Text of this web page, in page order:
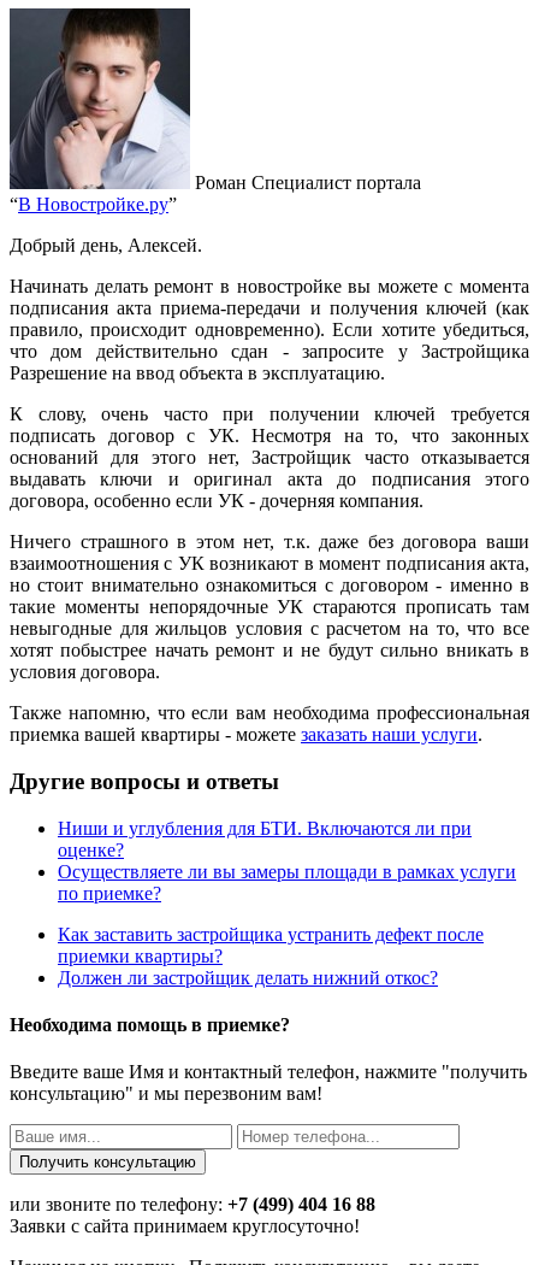
Роман Специалист портала
“В Новостройке.ру”
Добрый день, Алексей.
Начинать делать ремонт в новостройке вы можете с момента
подписания акта приема-передачи и получения ключей (как
правило, происходит одновременно). Если хотите убедиться,
что дом действительно сдан - запросите у Застройщика
Разрешение на ввод объекта в эксплуатацию.
К слову, очень часто при получении ключей требуется
подписать договор с УК. Несмотря на то, что законных
оснований для этого нет, Застройщик часто отказывается
выдавать ключи и оригинал акта до подписания этого
договора, особенно если УК - дочерняя компания.
Ничего страшного в этом нет, т.к. даже без договора ваши
взаимоотношения с УК возникают в момент подписания акта,
но стоит внимательно ознакомиться с договором - именно в
такие моменты непорядочные УК стараются прописать там
невыгодные для жильцов условия с расчетом на то, что все
хотят побыстрее начать ремонт и не будут сильно вникать в
условия договора.
Также напомню, что если вам необходима профессиональная
приемка вашей квартиры - можете заказать наши услуги.
Другие вопросы и ответы
Ниши и углубления для БТИ. Включаются ли при
оценке?
Осуществляете ли вы замеры площади в рамках услуги
по приемке?
Как заставить застройщика устранить дефект после
приемки квартиры?
Должен ли застройщик делать нижний откос?
Необходима помощь в приемке?
Введите ваше Имя и контактный телефон, нажмите "получить
консультацию" и мы перезвоним вам!
или звоните по телефону: +7 (499) 404 16 88
Заявки с сайта принимаем круглосуточно!